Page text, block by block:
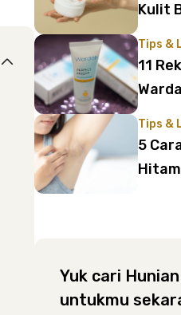
Kulit
Tips &
11
Tips &
5
Yuk cari Hunian
untukmu